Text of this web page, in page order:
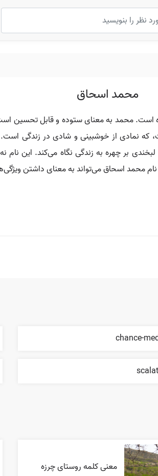
محمد اسحاق
است. محمد به معنای ستوده و قابل تحسین
که نمادی از خوشبینی و شادی در زندگی
بر چهره به زندگی نگاه می‌کند. این نام
محمد اسحاق می‌تواند به معنای داشتن
معنی کلمه روستای چرزه